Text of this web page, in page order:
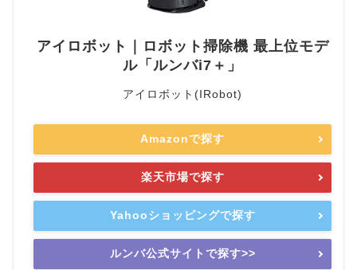
アイロボット｜ロボット掃除機 最上位モデ
ル「ルンバi7＋」
アイロボット(IRobot)
Amazonで探す
楽天市場で探す
Yahooショッピングで探す
ルンバ公式サイトで探す>>